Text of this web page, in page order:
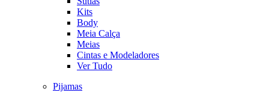
Kits
Body
Meia Calça
Meias
Cintas e Modeladores
Ver Tudo
Pijamas